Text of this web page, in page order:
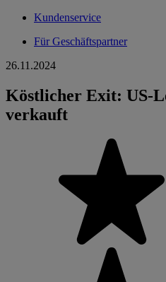
Kundenservice
Für Geschäftspartner
26.11.2024
Köstlicher Exit: US-
verkauft